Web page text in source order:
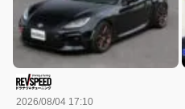
2026/08/04 17:10